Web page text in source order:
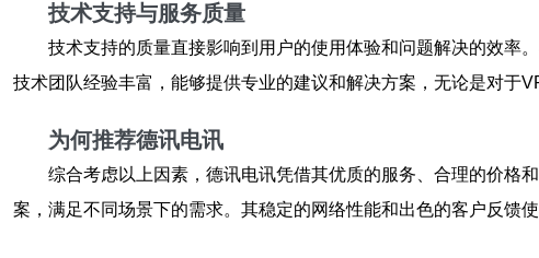
技术支持与服务质量
技术支持的质量直接影响到用户的使用体验和问题解决的效率
技术团队经验丰富，能够提供专业的建议和解决方案，无论是对于
为何推荐德讯电讯
综合考虑以上因素，德讯电讯凭借其优质的服务、合理的价格
案，满足不同场景下的需求。其稳定的网络性能和出色的客户反馈